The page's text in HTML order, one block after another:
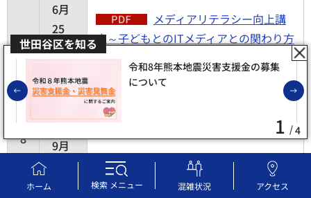
ホーム 検索メニュー 混雑状況 アクセス
1
8
6月
25
日
曜
メディアリテラシー向上講
座～子どもとのITメディアとの関わり方
～（PDF：103KB）
講師 寺島絵里花（一般社団法人日本メ
ディアリテラシー協会）
9月
給食試食会（PDF：281K
B）
世田谷区を知る
前のスライドを表示
1 4
令和8年熊本地震災害支援金の募集
について